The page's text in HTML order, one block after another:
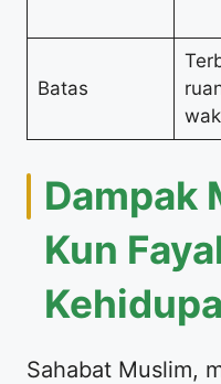
Batas
Dampak
Kun
Sahabat Muslim,